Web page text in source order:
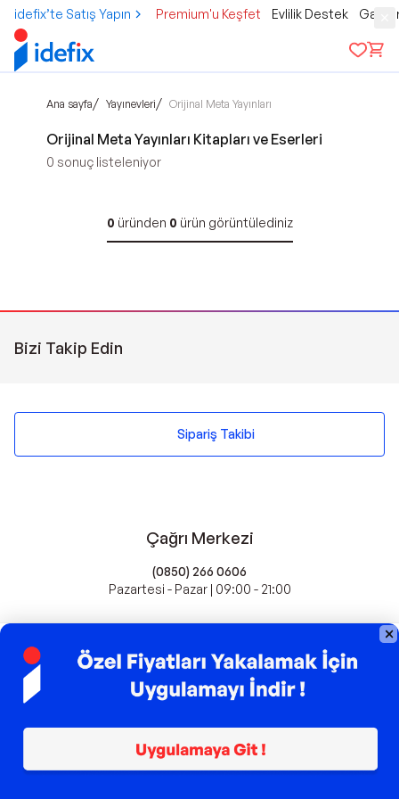
idefix’te Satış Yapın Premium'u Keşfet Evlilik Destek
Ana sayfa/ Yayınevleri/ Orijinal Meta Yayınları
Orijinal Meta Yayınları Kitapları ve Eserleri
0 sonuç listeleniyor
0 üründen 0 ürün görüntülediniz
Bizi Takip Edin
Popüler Markalar
Farmasi
Xiaomi
Lavazza
Fashcolle
Pro Plan
Sipariş Takibi
Çağrı Merkezi
(0850) 266 0606
Pazartesi - Pazar | 09:00 - 21:00